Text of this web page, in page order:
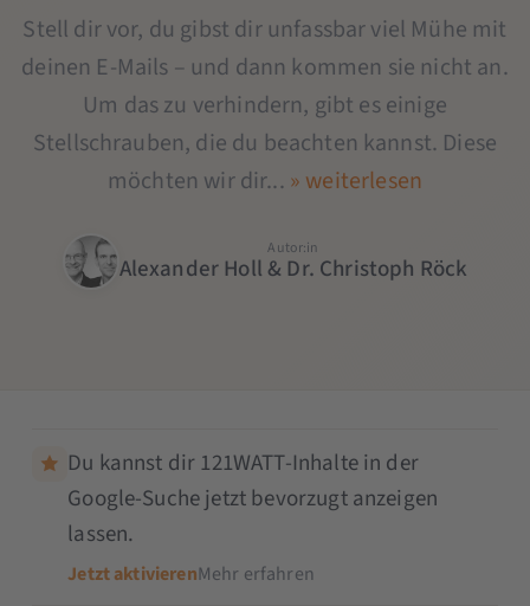
Stell dir vor, du gibst dir unfassbar viel Mühe mit
deinen E-Mails – und dann kommen sie nicht an.
Um das zu verhindern, gibt es einige
Stellschrauben, die du beachten kannst. Diese
möchten wir dir... » weiterlesen
Autor:in
Alexander Holl & Dr. Christoph Röck
Du kannst dir 121WATT-Inhalte in der
Google-Suche jetzt bevorzugt anzeigen
lassen.
Jetzt aktivierenMehr erfahren